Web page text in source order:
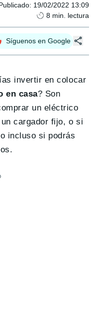
: 19/02/2022 13:09
8 min. lectura
Síguenos en Google
ías invertir en colocar
en casa? Son
un eléctrico
cargador fijo, o si
incluso si podrás